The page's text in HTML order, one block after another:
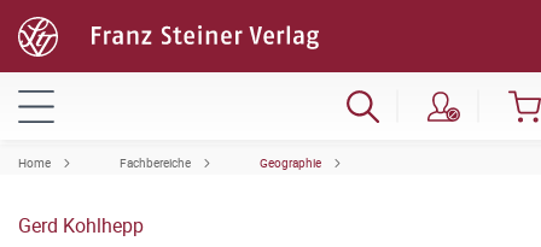
Home Fachbereiche Geographie
Gerd Kohlhepp